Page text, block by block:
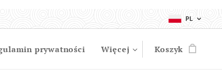
PL
prywatności Więcej Koszyk